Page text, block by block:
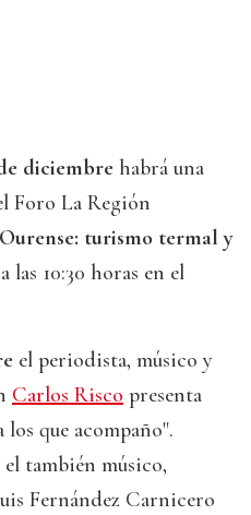
diciembre habrá una
Foro La Región
turismo termal y
a las 10:30 horas en el
el periodista, músico y
Carlos Risco presenta
que acompaño".
también músico,
Fernández Carnicero